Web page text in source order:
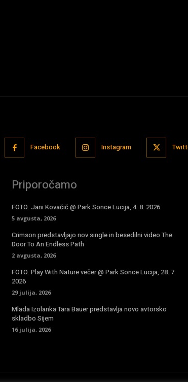
Facebook Instagram
Priporočamo
FOTO: Jani Kovačič @ Park Sonce Lucija, 4. 8. 2026
5 avgusta, 2026
Crimson predstavljajo nov single in besedilni video The
Door To An Endless Path
2 avgusta, 2026
FOTO: Play With Nature večer @ Park Sonce Lucija, 28. 7.
2026
29 julija, 2026
Mlada Izolanka Tara Bauer predstavlja novo avtorsko
skladbo Sijem
16 julija, 2026